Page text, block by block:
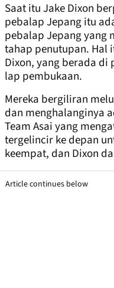
Saat itu Jake Dixon
pebalap Jepang itu
pebalap Jepang yang
tahap penutupan. Hal
Dixon, yang berada di
lap pembukaan.
Mereka bergiliran
dan menghalanginya
Team Asai yang
tergelincir ke depan
keempat, dan Dixon
Article continues below